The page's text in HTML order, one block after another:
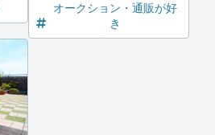
オークション・通販が好
き